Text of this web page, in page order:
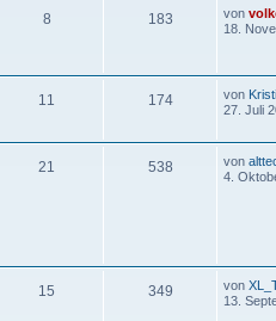
8 183 von
18.
11 174 von
27. Juli
21 538 von
4.
15 349 von
13.